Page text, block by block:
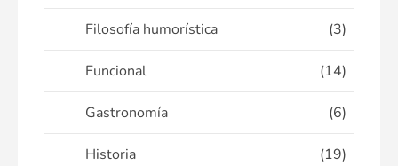
Filosofía humorística (3)
Funcional (14)
Gastronomía (6)
Historia (19)